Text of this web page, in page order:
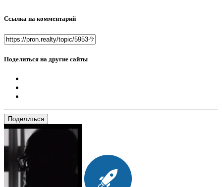
Ссылка на комментарий
Поделиться на другие сайты
Поделиться